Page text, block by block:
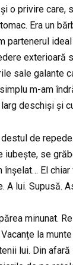
o privire care,
Era un
partenerul
exterioară
sale galante
m-am
deschiși și
de
iubește, se
înșelat… El
A lui. Supusă.
minunat.
la
lui. Din